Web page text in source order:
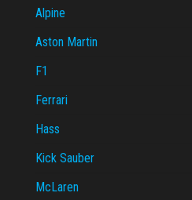
Alpine
Aston Martin
F1
Ferrari
Hass
Kick Sauber
McLaren